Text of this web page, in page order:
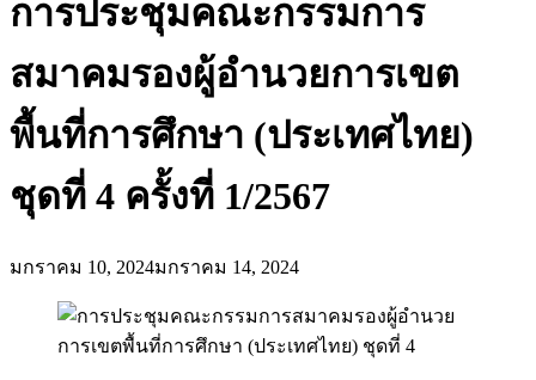
การประชุมคณะกรรมการ
สมาคมรองผู้อำนวยการเขต
พื้นที่การศึกษา (ประเทศไทย)
ชุดที่ 4 ครั้งที่ 1/2567
มกราคม 10, 2024มกราคม 14, 2024